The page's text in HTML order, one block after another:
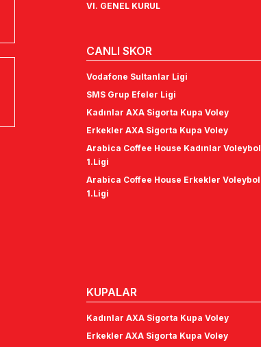
VI. GENEL KURUL
CANLI SKOR
Vodafone Sultanlar Ligi
SMS Grup Efeler Ligi
Kadınlar AXA Sigorta Kupa Voley
Erkekler AXA Sigorta Kupa Voley
Arabica Coffee House Kadınlar Voleybol
1.Ligi
Arabica Coffee House Erkekler Voleybol
1.Ligi
KUPALAR
Kadınlar AXA Sigorta Kupa Voley
Erkekler AXA Sigorta Kupa Voley